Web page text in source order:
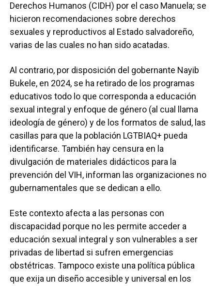
Derechos Humanos (CIDH) por el caso Manuela; se
hicieron recomendaciones sobre derechos
sexuales y reproductivos al Estado salvadoreño,
varias de las cuales no han sido acatadas.
Al contrario, por disposición del gobernante Nayib
Bukele, en 2024, se ha retirado de los programas
educativos todo lo que corresponda a educación
sexual integral y enfoque de género (al cual llama
ideología de género) y de los formatos de salud, las
casillas para que la población LGTBIAQ+ pueda
identificarse. También hay censura en la
divulgación de materiales didácticos para la
prevención del VIH, informan las organizaciones no
gubernamentales que se dedican a ello.
Este contexto afecta a las personas con
discapacidad porque no les permite acceder a
educación sexual integral y son vulnerables a ser
privadas de libertad si sufren emergencias
obstétricas. Tampoco existe una política pública
que exija un diseño accesible y universal en los